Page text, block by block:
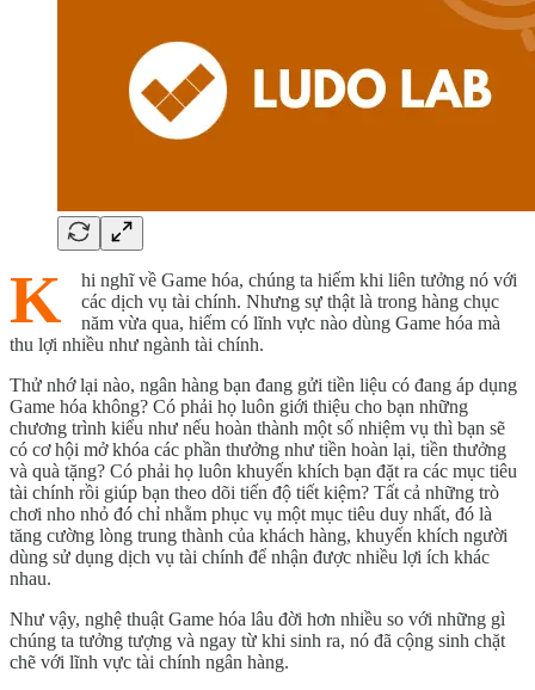
K
hi nghĩ về Game hóa, chúng ta hiếm khi liên tưởng nó với
các dịch vụ tài chính. Nhưng sự thật là trong hàng chục
năm vừa qua, hiếm có lĩnh vực nào dùng Game hóa mà
thu lợi nhiều như ngành tài chính.
Thử nhớ lại nào, ngân hàng bạn đang gửi tiền liệu có đang áp dụng
Game hóa không? Có phải họ luôn giới thiệu cho bạn những
chương trình kiểu như nếu hoàn thành một số nhiệm vụ thì bạn sẽ
có cơ hội mở khóa các phần thưởng như tiền hoàn lại, tiền thưởng
và quà tặng? Có phải họ luôn khuyến khích bạn đặt ra các mục tiêu
tài chính rồi giúp bạn theo dõi tiến độ tiết kiệm? Tất cả những trò
chơi nho nhỏ đó chỉ nhằm phục vụ một mục tiêu duy nhất, đó là
tăng cường lòng trung thành của khách hàng, khuyến khích người
dùng sử dụng dịch vụ tài chính để nhận được nhiều lợi ích khác
nhau.
Như vậy, nghệ thuật Game hóa lâu đời hơn nhiều so với những gì
chúng ta tưởng tượng và ngay từ khi sinh ra, nó đã cộng sinh chặt
chẽ với lĩnh vực tài chính ngân hàng.